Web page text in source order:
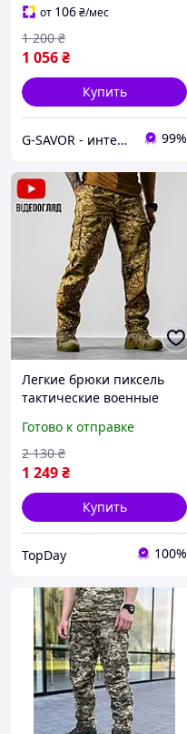
повседневные брюки
пиксель мм-14
от 106₴/мес
1 056₴
1 200 ₴
Купить
G-SAVOR - интернет-магазин сумок, обуви и аксессуаров 99%
Легкие брюки пиксель
тактические военные
армейские
Готово к отправке
1 249₴
2 130 ₴
Купить
TopDay 100%